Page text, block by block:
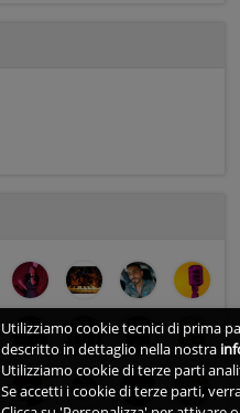
Utilizziamo cookie tecnici di prima
descritto in dettaglio nella nostra
Utilizziamo cookie di terze parti
Se accetti i cookie di terze parti,